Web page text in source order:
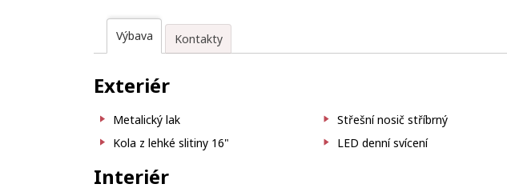
Výbava Kontakty
Exteriér
Metalický lak
Kola z lehké slitiny 16"
Střešní nosič stříbrný
LED denní svícení
Interiér